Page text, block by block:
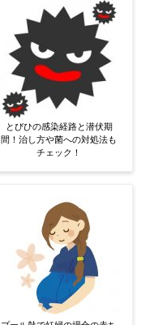
とびひの感染経路と潜伏期
間！治し方や菌への対処法も
チェック！